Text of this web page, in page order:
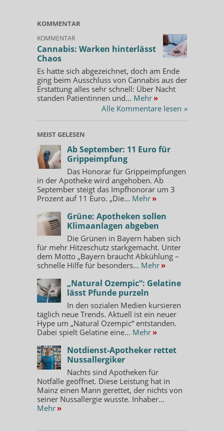
KOMMENTAR
KOMMENTAR
Cannabis: Warken hinterlässt
Chaos
Es hatte sich abgezeichnet, doch am Ende
ging beim Ausschluss von Cannabis aus der
Erstattung alles sehr schnell: Über Nacht
standen Patientinnen und... Mehr »
Alle Kommentare lesen »
MEIST GELESEN
Ab September: 11 Euro für
Grippeimpfung
Das Honorar für Grippeimpfungen
in der Apotheke wird angehoben. Ab
September steigt das Impfhonorar um 3
Prozent auf 11 Euro. „Die... Mehr »
Grüne: Apotheken sollen
Klimaanlagen abgeben
Die Grünen in Bayern haben sich
für mehr Hitzeschutz starkgemacht. Unter
dem Motto „Bayern braucht Abkühlung –
schnelle Hilfe für besonders... Mehr »
„Natural Ozempic“: Gelatine
lässt Pfunde purzeln
In den sozialen Medien kursieren
täglich neue Trends. Aktuell ist ein neuer
Hype um „Natural Ozempic“ entstanden.
Dabei spielt Gelatine eine... Mehr »
Notdienst-Apotheker rettet
Nussallergiker
Nachts sind Apotheken für
Notfälle geöffnet. Diese Leistung hat in
Mainz einen Mann gerettet, der nichts von
seiner Nussallergie wusste. Inhaber...
Mehr »